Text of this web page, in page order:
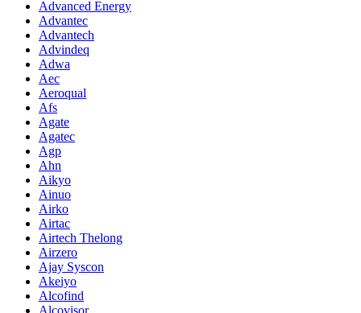
Advanced Energy
Advantec
Advantech
Advindeq
Adwa
Aec
Aeroqual
Afs
Agate
Agatec
Agp
Ahn
Aikyo
Ainuo
Airko
Airtac
Airtech Thelong
Airzero
Ajay Syscon
Akeiyo
Alcofind
Alcovisor